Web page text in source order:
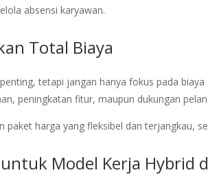
absensi karyawan.
Total Biaya
tetapi jangan hanya fokus pada
peningkatan fitur, maupun dukungan
paket harga yang fleksibel dan terjangkau,
Model Kerja Hybrid